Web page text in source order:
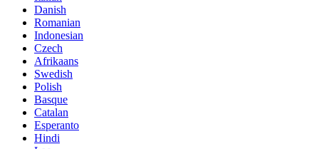
Danish
Romanian
Indonesian
Czech
Afrikaans
Swedish
Polish
Basque
Catalan
Esperanto
Hindi